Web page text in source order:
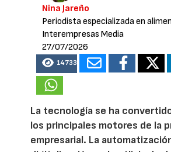
Nina Jareño
Periodista especializada en
Interempresas Media
27/07/2026
14733
La tecnología se ha
los principales motores de la
empresarial. La